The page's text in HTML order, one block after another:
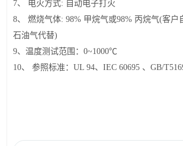
7、 电火方式: 自动电
8、 燃烧气体: 98% 甲烷气或98% 丙烷气(客户
石油气代替)
9、温度测试范围：0~1000℃
10、 参照标准：UL 94、IEC 60695 、GB/